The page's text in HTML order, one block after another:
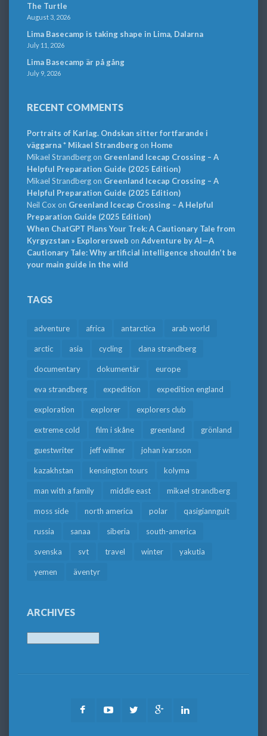
The Turtle
August 3, 2026
Lima Basecamp is taking shape in Lima, Dalarna
July 11, 2026
Lima Basecamp är på gång
July 9, 2026
RECENT COMMENTS
Portraits of Karlag. Ondskan sitter fortfarande i
väggarna * Mikael Strandbergon Home
Mikael Strandbergon Greenland Icecap Crossing – A
Helpful Preparation Guide (2025 Edition)
Mikael Strandbergon Greenland Icecap Crossing – A
Helpful Preparation Guide (2025 Edition)
Neil Cox on Greenland Icecap Crossing – A Helpful
Preparation Guide (2025 Edition)
When ChatGPT Plans Your Trek: A Cautionary Tale from
Kyrgyzstan » Explorersweb on Adventure by AI—A
Cautionary Tale: Why artificial intelligence shouldn’t be
your main guide in the wild
TAGS
adventure africa antarctica arab world
arctic asia cycling dana strandberg
documentary dokumentär europe
eva strandberg expedition expedition england
exploration explorer explorers club
extreme cold film i skåne greenland grönland
guestwriter jeff willner johan ivarsson
kazakhstan kensington tours kolyma
man with a family middle east mikael strandberg
moss side north america polar qasigiannguit
russia sanaa siberia south-america
svenska svt travel winter yakutia
yemen äventyr
ARCHIVES
FacebookYoutubeTwitter Google